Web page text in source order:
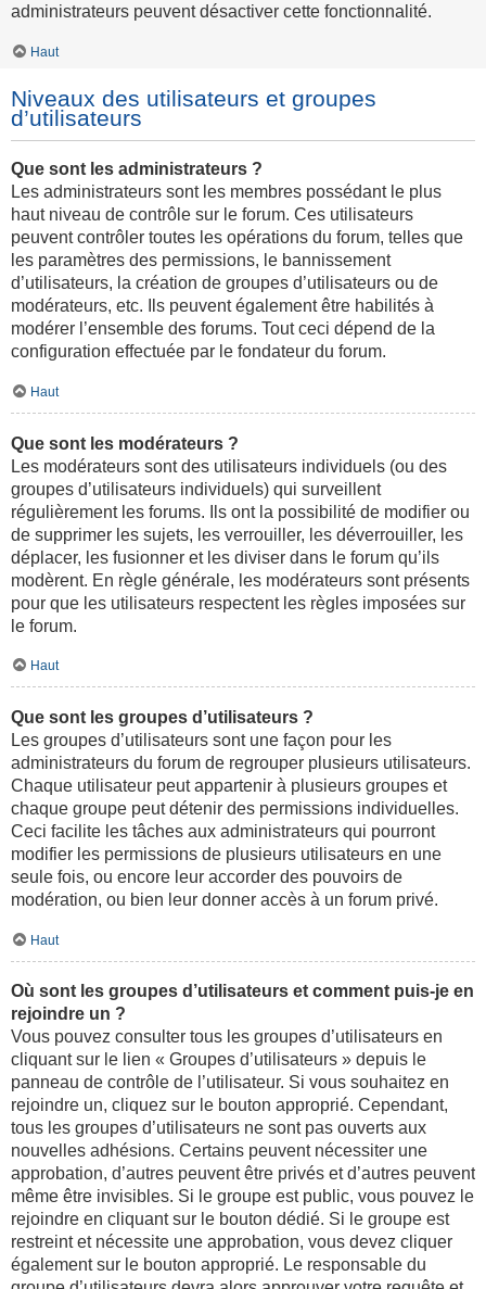
administrateurs peuvent désactiver cette fonctionnalité.
Haut
Niveaux des utilisateurs et groupes
d’utilisateurs
Que sont les administrateurs ?
Les administrateurs sont les membres possédant le plus
haut niveau de contrôle sur le forum. Ces utilisateurs
peuvent contrôler toutes les opérations du forum, telles que
les paramètres des permissions, le bannissement
d’utilisateurs, la création de groupes d’utilisateurs ou de
modérateurs, etc. Ils peuvent également être habilités à
modérer l’ensemble des forums. Tout ceci dépend de la
configuration effectuée par le fondateur du forum.
Haut
Que sont les modérateurs ?
Les modérateurs sont des utilisateurs individuels (ou des
groupes d’utilisateurs individuels) qui surveillent
régulièrement les forums. Ils ont la possibilité de modifier ou
de supprimer les sujets, les verrouiller, les déverrouiller, les
déplacer, les fusionner et les diviser dans le forum qu’ils
modèrent. En règle générale, les modérateurs sont présents
pour que les utilisateurs respectent les règles imposées sur
le forum.
Haut
Que sont les groupes d’utilisateurs ?
Les groupes d’utilisateurs sont une façon pour les
administrateurs du forum de regrouper plusieurs utilisateurs.
Chaque utilisateur peut appartenir à plusieurs groupes et
chaque groupe peut détenir des permissions individuelles.
Ceci facilite les tâches aux administrateurs qui pourront
modifier les permissions de plusieurs utilisateurs en une
seule fois, ou encore leur accorder des pouvoirs de
modération, ou bien leur donner accès à un forum privé.
Haut
Où sont les groupes d’utilisateurs et comment puis-je en
rejoindre un ?
Vous pouvez consulter tous les groupes d’utilisateurs en
cliquant sur le lien « Groupes d’utilisateurs » depuis le
panneau de contrôle de l’utilisateur. Si vous souhaitez en
rejoindre un, cliquez sur le bouton approprié. Cependant,
tous les groupes d’utilisateurs ne sont pas ouverts aux
nouvelles adhésions. Certains peuvent nécessiter une
approbation, d’autres peuvent être privés et d’autres peuvent
même être invisibles. Si le groupe est public, vous pouvez le
rejoindre en cliquant sur le bouton dédié. Si le groupe est
restreint et nécessite une approbation, vous devez cliquer
également sur le bouton approprié. Le responsable du